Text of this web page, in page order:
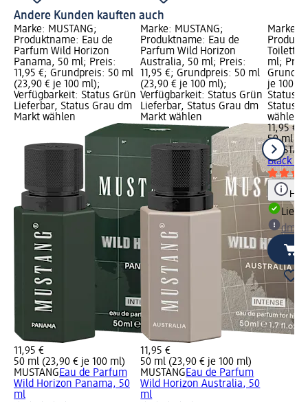
Andere Kunden kauften auch
Marke: MUSTANG;
Produktname: Eau de
Parfum Wild Horizon
Panama, 50 ml; Preis:
11,95 €; Grundpreis: 50 ml
(23,90 € je 100 ml);
Verfügbarkeit: Status Grün
Lieferbar, Status Grau dm
Markt wählen
11,95 €
50 ml (23,90 € je 100 ml)
MUSTANGEau de Parfum
Wild Horizon Panama, 50
ml
Marke: MUSTANG;
Produktname: Eau de
Parfum Wild Horizon
Australia, 50 ml; Preis:
11,95 €; Grundpreis: 50 ml
(23,90 € je 100 ml);
Verfügbarkeit: Status Grün
Lieferbar, Status Grau dm
Markt wählen
11,95 €
50 ml (23,90 € je 100 ml)
MUSTANGEau de Parfum
Wild Horizon Australia, 50
ml
Marke:
Toilette
ml;
je 100
Status
Status
wählen
11,95 €
50 ml
Black
dm